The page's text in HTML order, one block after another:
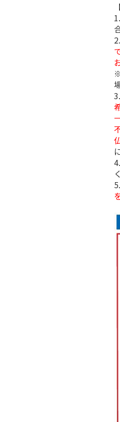
2.
3.